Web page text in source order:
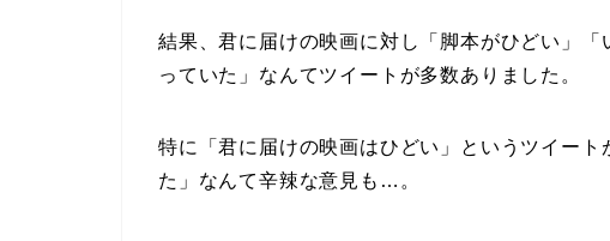
結果、君に届けの映画に対し「脚本がひどい」
っていた」なんてツイートが多数ありました。
特に「君に届けの映画はひどい」というツイー
た」なんて辛辣な意見も…。